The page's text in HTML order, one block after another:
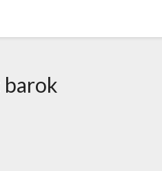
barok